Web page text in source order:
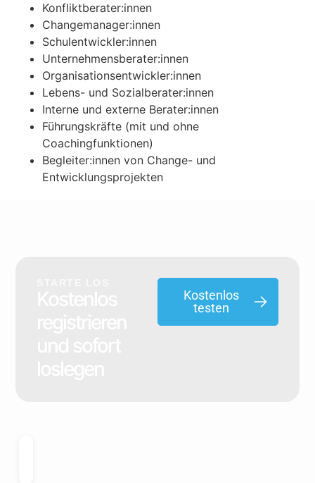
Konfliktberater:innen
Changemanager:innen
Schulentwickler:innen
Unternehmensberater:innen
Organisationsentwickler:innen
Lebens- und Sozialberater:innen
Interne und externe Berater:innen
Führungskräfte (mit und ohne
Coachingfunktionen)
Begleiter:innen von Change- und
Entwicklungsprojekten
Kostenlos
testen